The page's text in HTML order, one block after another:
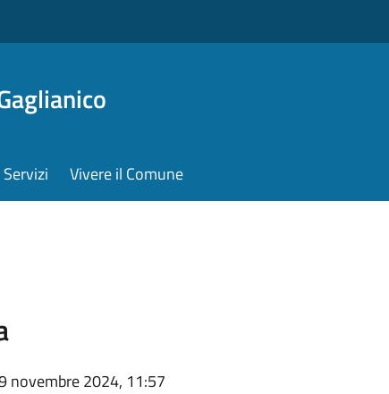
Servizi Vivere il Comune
novembre 2024, 11:57